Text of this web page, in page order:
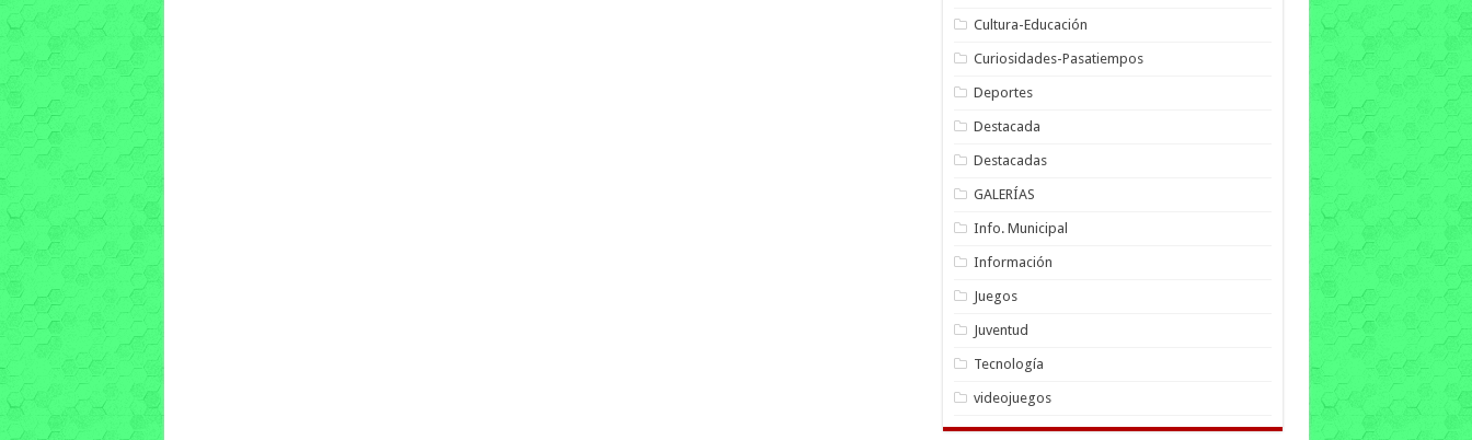
Cultura-Educación
Curiosidades-Pasatiempos
Deportes
Destacada
Destacadas
GALERÍAS
Info. Municipal
Información
Juegos
Juventud
Tecnología
videojuegos